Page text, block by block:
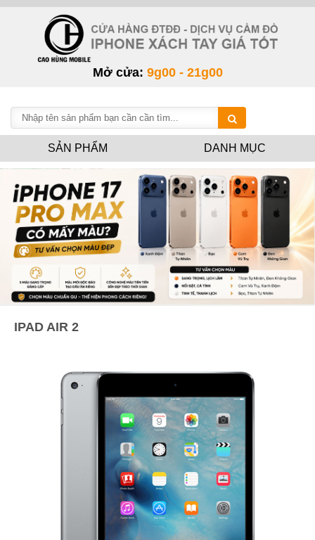
Mở cửa: 9g00 - 21g00
SẢN PHẨM DANH MỤC
IPAD AIR 2